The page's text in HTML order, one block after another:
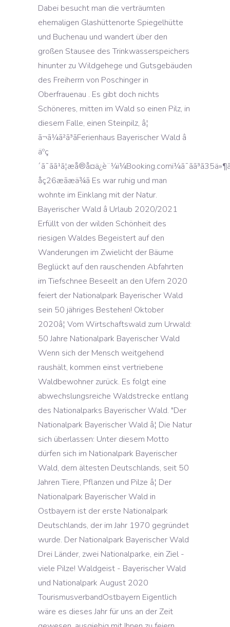
Dabei besucht man die verträumten
ehemaligen Glashüttenorte Spiegelhütte
und Buchenau und wandert über den
großen Stausee des Trinkwasserspeichers
hinunter zu Wildgehege und Gutsgebäuden
des Freiherrn von Poschinger in
Oberfrauenau . Es gibt doch nichts
Schöneres, mitten im Wald so einen Pilz, in
diesem Falle, einen Steinpilz, â¦
ã¬ã¼ã²ã³ãFerienhaus Bayerischer Wald â
äºç
åç26æãæä¾ã Es war ruhig und man
wohnte im Einklang mit der Natur.
Bayerischer Wald â Urlaub 2020/2021
Erfüllt von der wilden Schönheit des
riesigen Waldes Begeistert auf den
Wanderungen im Zwielicht der Bäume
Beglückt auf den rauschenden Abfahrten
im Tiefschnee Beseelt an den Ufern 2020
feiert der Nationalpark Bayerischer Wald
sein 50 jähriges Bestehen! Oktober
2020â¦ Vom Wirtschaftswald zum Urwald:
50 Jahre Nationalpark Bayerischer Wald
Wenn sich der Mensch weitgehend
raushält, kommen einst vertriebene
Waldbewohner zurück. Es folgt eine
abwechslungsreiche Waldstrecke entlang
des Nationalparks Bayerischer Wald. "Der
Nationalpark Bayerischer Wald â¦ Die Natur
sich überlassen: Unter diesem Motto
dürfen sich im Nationalpark Bayerischer
Wald, dem ältesten Deutschlands, seit 50
Jahren Tiere, Pflanzen und Pilze â¦ Der
Nationalpark Bayerischer Wald in
Ostbayern ist der erste Nationalpark
Deutschlands, der im Jahr 1970 gegründet
wurde. Der Nationalpark Bayerischer Wald
Drei Länder, zwei Nationalparke, ein Ziel -
viele Pilze! Waldgeist - Bayerischer Wald
und Nationalpark August 2020
TourismusverbandOstbayern Eigentlich
wäre es dieses Jahr für uns an der Zeit